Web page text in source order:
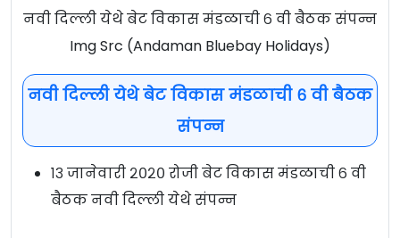
नवी दिल्ली येथे बेट विकास मंडळाची ६ वी बैठक संपन्न
Img Src (Andaman Bluebay Holidays)
नवी दिल्ली येथे बेट विकास मंडळाची ६ वी बैठक
संपन्न
१३ जानेवारी २०२० रोजी बेट विकास मंडळाची ६ वी
बैठक नवी दिल्ली येथे संपन्न